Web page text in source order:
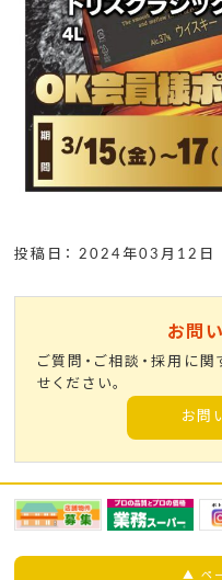
投稿日： 2024年03月12日
お問
ご質問・ご相談・採用に
せください。
お問
▲ ペ